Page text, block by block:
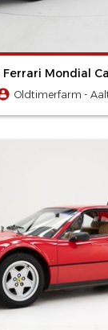
Ferrari Mondial
Oldtimerfarm -